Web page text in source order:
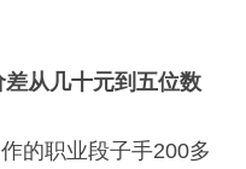
从几十元到五位数
的职业段子手200多